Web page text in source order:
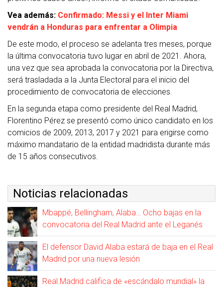
Vea además: Confirmado: Messi y el Inter Miami
vendrán a Honduras para enfrentar a Olimpia
De este modo, el proceso se adelanta tres meses, porque
la última convocatoria tuvo lugar en abril de 2021. Ahora,
una vez que sea aprobada la convocatoria por la Directiva,
será trasladada a la Junta Electoral para el inicio del
procedimiento de convocatoria de elecciones.
En la segunda etapa como presidente del Real Madrid,
Florentino Pérez se presentó como único candidato en los
comicios de 2009, 2013, 2017 y 2021 para erigirse como
máximo mandatario de la entidad madridista durante más
de 15 años consecutivos.
Noticias relacionadas
Mbappé, Bellingham, Alaba… Ocho bajas en la
convocatoria del Real Madrid ante el Leganés
El defensor David Alaba estará de baja en el Real
Madrid por una nueva lesión
Real Madrid califica de «escándalo mundial» la